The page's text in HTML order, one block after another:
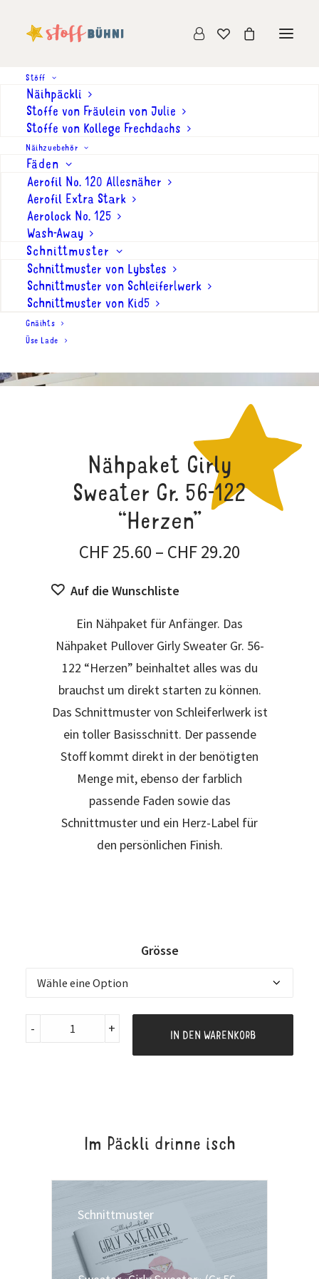
Stöff
Näihpäckli
Stoffe von Fräulein von Julie
Stoffe von Kollege Frechdachs
Näihzuebehör
Fäden
Aerofil No. 120 Allesnäher
Aerofil Extra Stark
Aerolock No. 125
Wash-Away
Schnittmuster
Schnittmuster von Lybstes
Schnittmuster von Schleiferlwerk
Schnittmuster von Kid5
Gnäihts
Üse Lade
Nähpaket Girly
Sweater Gr. 56-122
“Herzen”
CHF25.60– CHF29.20
Auf die Wunschliste
Ein Nähpaket für Anfänger. Das
Nähpaket Pullover Girly Sweater Gr. 56-
122 “Herzen” beinhaltet alles was du
brauchst um direkt starten zu können.
Das Schnittmuster von Schleiferlwerk ist
ein toller Basisschnitt. Der passende
Stoff kommt direkt in der benötigten
Menge mit, ebenso der farblich
passende Faden sowie das
Schnittmuster und ein Herz-Label für
den persönlichen Finish.
Grösse
Nähpaket
Girly
122
quantity
- + IN DEN WARENKORB
Im Päckli drinne isch
Schnittmuster